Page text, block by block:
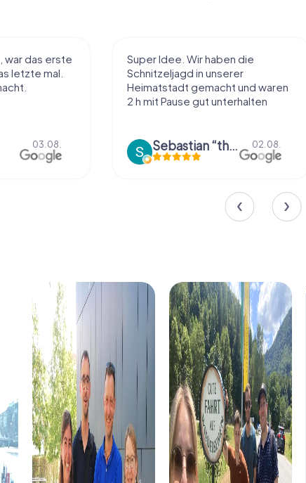
war das erste
letzte mal.
03.08.
Super Idee. Wir haben die
Schnitzeljagd in unserer
Heimatstadt gemacht und waren
2 h mit Pause gut unterhalten
Sebastian “the sleeping Boxer Dog” Röhner 02.08.